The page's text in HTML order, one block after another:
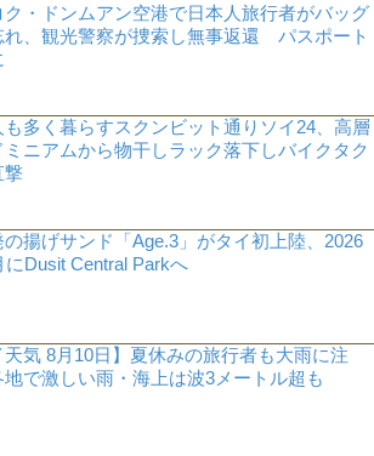
ク・ドンムアン空港で日本人旅行者がバッグ
れ、観光警察が捜索し無事返還 パスポート
も多く暮らすスクンビット通りソイ24、高層
ミニアムから物干しラック落下しバイクタク
撃
の揚げサンド「Age.3」がタイ初上陸、2026
にDusit Central Parkへ
天気 8月10日】夏休みの旅行者も大雨に注
地で激しい雨・海上は波3メートル超も